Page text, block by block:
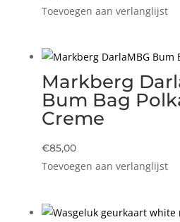
Toevoegen aan verlanglijst
Markberg
Bum Bag
Creme
€85,00
Toevoegen aan verlanglijst